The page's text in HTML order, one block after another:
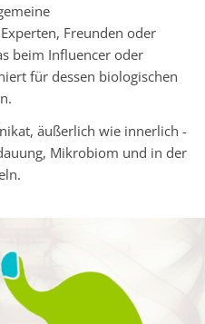
Freunden oder
beim Influencer oder
für dessen biologischen
äußerlich wie innerlich -
Mikrobiom und in der